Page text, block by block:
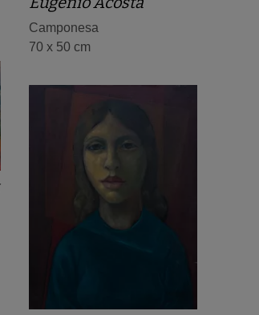
Camponesa
70 x 50 cm